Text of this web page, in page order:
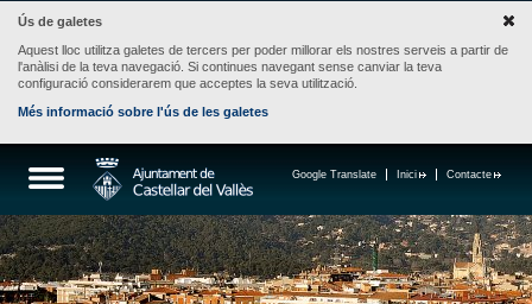
Ús de galetes
Aquest lloc utilitza galetes de tercers per poder millorar els nostres serveis a partir de
l'anàlisi de la teva navegació. Si continues navegant sense canviar la teva
configuració considerarem que acceptes la seva utilització.
Més informació sobre l'ús de les galetes
Contacte
Inici
Google Translate